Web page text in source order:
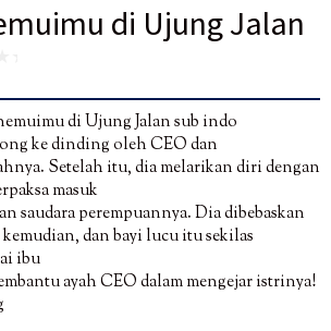
di Ujung Jalan
di Ujung Jalan sub indo
ke dinding oleh CEO dan
Setelah itu, dia melarikan diri dengan
masuk
saudara perempuannya. Dia dibebaskan
dan bayi lucu itu sekilas
ibu
ayah CEO dalam mengejar istrinya!